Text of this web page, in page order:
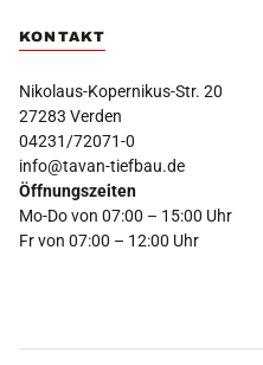
KONTAKT
Nikolaus-Kopernikus-Str. 20
27283 Verden
04231/72071-0
info@tavan-tiefbau.de
Öffnungszeiten
Mo-Do von 07:00 – 15:00 Uhr
Fr von 07:00 – 12:00 Uhr